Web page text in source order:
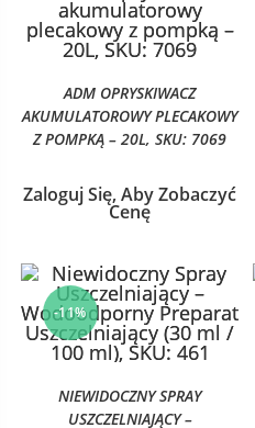
ADM OPRYSKIWACZ
AKUMULATOROWY PLECAKOWY
Z POMPKĄ – 20L, SKU: 7069
Zaloguj Się, Aby Zobaczyć
Cenę
-11%
NIEWIDOCZNY SPRAY
USZCZELNIAJĄCY –